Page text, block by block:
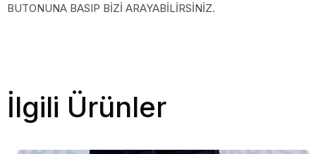
BUTONUNA BASIP BİZİ ARAYABİLİRSİNİZ.
İlgili Ürünler